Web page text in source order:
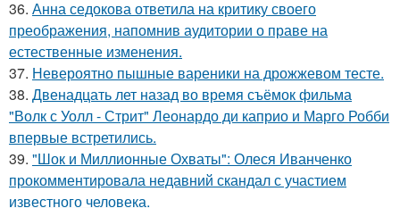
36. Анна седокова ответила на критику своего
преображения, напомнив аудитории о праве на
естественные изменения.
37. Невероятно пышные вареники на дрожжевом тесте.
38. Двенадцать лет назад во время съёмок фильма
"Волк с Уолл - Стрит" Леонардо ди каприо и Марго Робби
впервые встретились.
39. "Шок и Миллионные Охваты": Олеся Иванченко
прокомментировала недавний скандал с участием
известного человека.